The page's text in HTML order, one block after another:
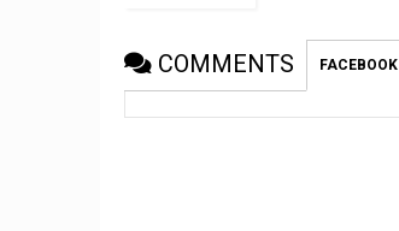
COMMENTS FACEBOOK